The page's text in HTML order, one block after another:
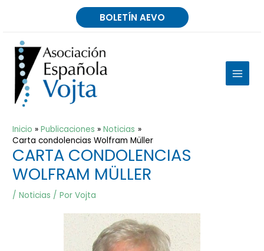
BOLETÍN AEVO
MAIN
Inicio Publicaciones
Noticias
Carta condolencias Wolfram Müller
CARTA CONDOLENCIAS
WOLFRAM MÜLLER
/Noticias / PorVojta